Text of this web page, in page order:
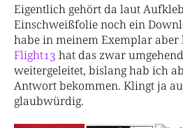
Eigentlich gehört da laut
Einschweißfolie noch ein
habe in meinem Exemplar aber
Flight13 hat das zwar
weitergeleitet, bislang hab ich
Antwort bekommen. Klingt ja
glaubwürdig.